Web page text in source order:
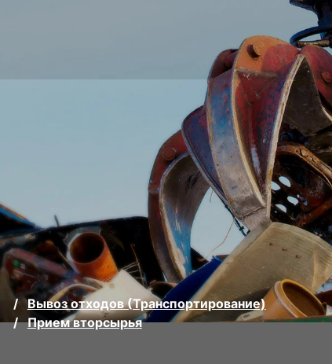
Вывоз отходов (Транспортирование)
Прием вторсырья